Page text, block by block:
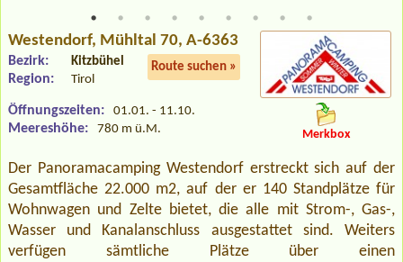
Westendorf, Mühltal 70, A-6363
Route suchen »
Bezirk: Kitzbühel
Region: Tirol
Öffnungszeiten: 01.01. - 11.10.
Meereshöhe: 780 m ü.M. Merkbox
Der Panoramacamping Westendorf erstreckt sich auf der
Gesamtfläche 22.000 m2, auf der er 140 Standplätze für
Wohnwagen und Zelte bietet, die alle mit Strom-, Gas-,
Wasser und Kanalanschluss ausgestattet sind. Weiters
verfügen sämtliche Plätze über einen